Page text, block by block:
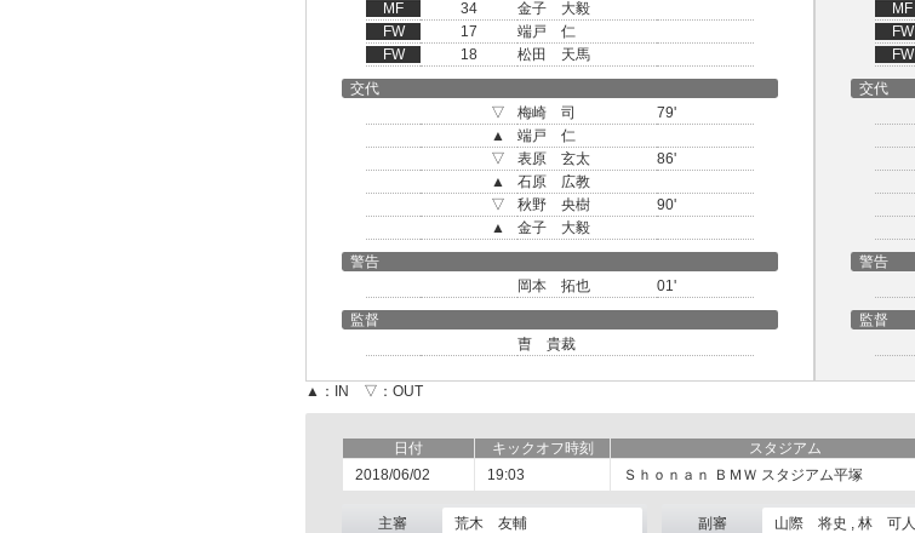
MF
34
金子 大毅
FW
17
端戸 仁
FW
18 松田 天馬
MF
FW
FW
交代
▽
梅崎 司
79'
▲
端戸 仁
▽
表原 玄太
86'
▲
石原 広教
▽
秋野 央樹
90'
▲
金子 大毅
交代
警告
岡本 拓也
01'
警告
監督
曺 貴裁
監督
▲：IN ▽：OUT
日付 キックオフ時刻 スタジアム
2018/06/02
19:03 Ｓｈｏｎａｎ ＢＭＷ スタジアム平塚
主審 荒木 友輔 副審 山際 将史 , 林 可人